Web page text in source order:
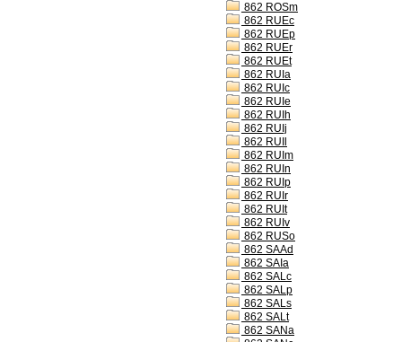
862 ROSm
862 RUEc
862 RUEp
862 RUEr
862 RUEt
862 RUIa
862 RUIc
862 RUIe
862 RUIh
862 RUIj
862 RUIl
862 RUIm
862 RUIn
862 RUIp
862 RUIr
862 RUIt
862 RUIv
862 RUSo
862 SAAd
862 SAIa
862 SALc
862 SALp
862 SALs
862 SALt
862 SANa